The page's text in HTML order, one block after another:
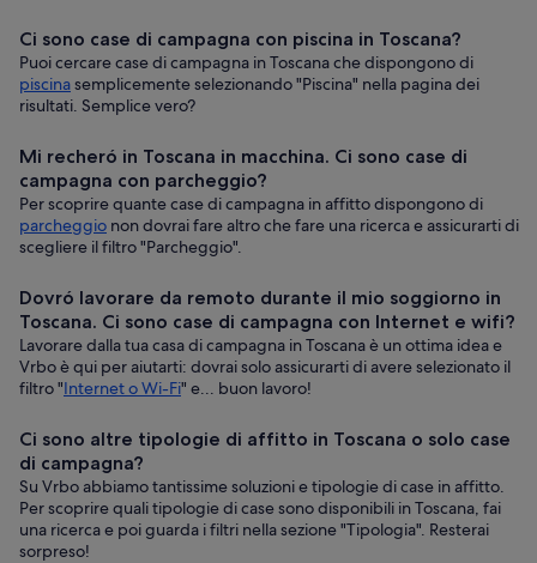
Ci sono case di campagna con piscina in Toscana?
Puoi cercare case di campagna in Toscana che dispongono di
piscinasemplicemente selezionando "Piscina" nella pagina dei
risultati. Semplice vero?
Mi recheró in Toscana in macchina. Ci sono case di
campagna con parcheggio?
Per scoprire quante case di campagna in affitto dispongono di
parcheggio non dovrai fare altro che fare una ricerca e assicurarti di
scegliere il filtro "Parcheggio".
Dovró lavorare da remoto durante il mio soggiorno in
Toscana. Ci sono case di campagna con Internet e wifi?
Lavorare dalla tua casa di campagna in Toscana è un ottima idea e
Vrbo è qui per aiutarti: dovrai solo assicurarti di avere selezionato il
filtro "Internet o Wi-Fi" e... buon lavoro!
Ci sono altre tipologie di affitto in Toscana o solo case
di campagna?
Su Vrbo abbiamo tantissime soluzioni e tipologie di case in affitto.
Per scoprire quali tipologie di case sono disponibili in Toscana, fai
una ricerca e poi guarda i filtri nella sezione "Tipologia". Resterai
sorpreso!